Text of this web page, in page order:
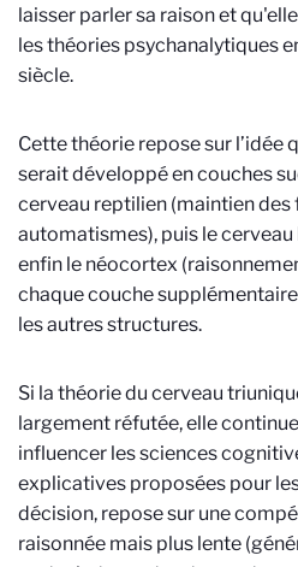
laisser parler sa raison et
les théories psychanalytiques
siècle.
Cette théorie repose sur l’idée
serait développé en couches
cerveau reptilien (maintien
automatismes), puis le
enfin le néocortex
chaque couche
les autres structures.
Si la théorie du cerveau
largement réfutée, elle
influencer les sciences
explicatives proposées pour
décision, repose sur une
raisonnée mais plus lente